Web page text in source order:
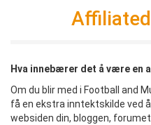
Hva innebærer det å være en
Om du blir med i Football and
få en ekstra inntektskilde ved
websiden din, bloggen,